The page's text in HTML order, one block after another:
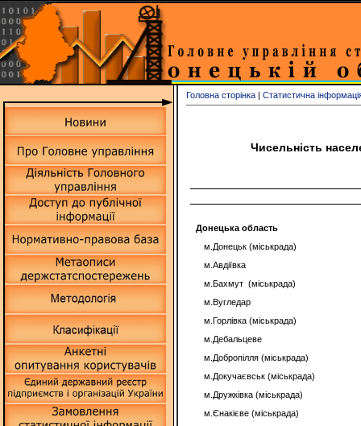
Головна сторінка | Статистична
Чисельність
Донецька область
м.Донецьк (міськрада)
м.Авдіївка
м.Бахмут (міськрада)
м.Вугледар
м.Горлівка (міськрада)
м.Дебальцеве
м.Добропілля (міськрада)
м.Докучаєвськ (міськрада)
м.Дружківка (міськрада)
м.Єнакієве (міськрада)